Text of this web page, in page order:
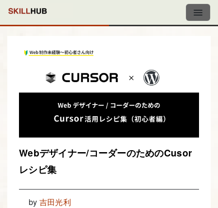
Webデザイナー/コーダーのためのCusor
レシピ集
by 吉田光利